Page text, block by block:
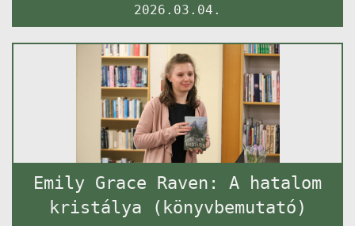
2026.03.04.
Emily Grace Raven: A hatalom
kristálya (könyvbemutató)